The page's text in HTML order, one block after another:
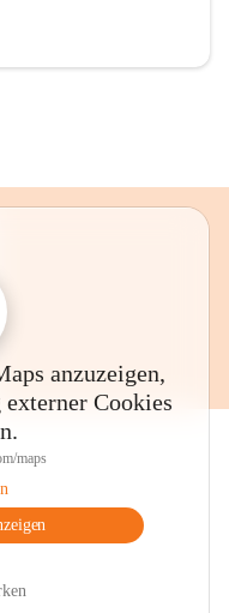
anzuzeigen,
Cookies
maps